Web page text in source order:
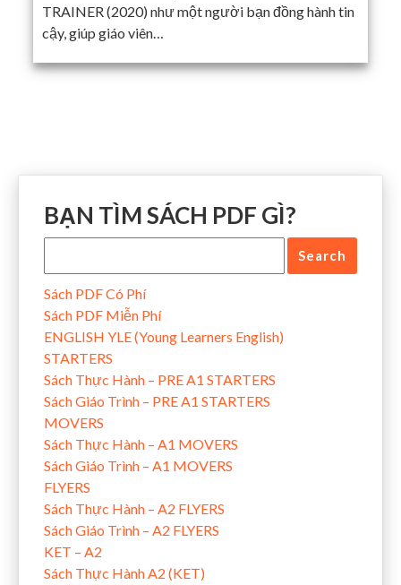
TRAINER (2020) như một người bạn đồng hành tin
cậy, giúp giáo viên…
BẠN TÌM SÁCH PDF GÌ?
Sách PDF Có Phí
Sách PDF Miễn Phí
ENGLISH YLE (Young Learners English)
STARTERS
Sách Thực Hành – PRE A1 STARTERS
Sách Giáo Trình – PRE A1 STARTERS
MOVERS
Sách Thực Hành – A1 MOVERS
Sách Giáo Trình – A1 MOVERS
FLYERS
Sách Thực Hành – A2 FLYERS
Sách Giáo Trình – A2 FLYERS
KET – A2
Sách Thực Hành A2 (KET)